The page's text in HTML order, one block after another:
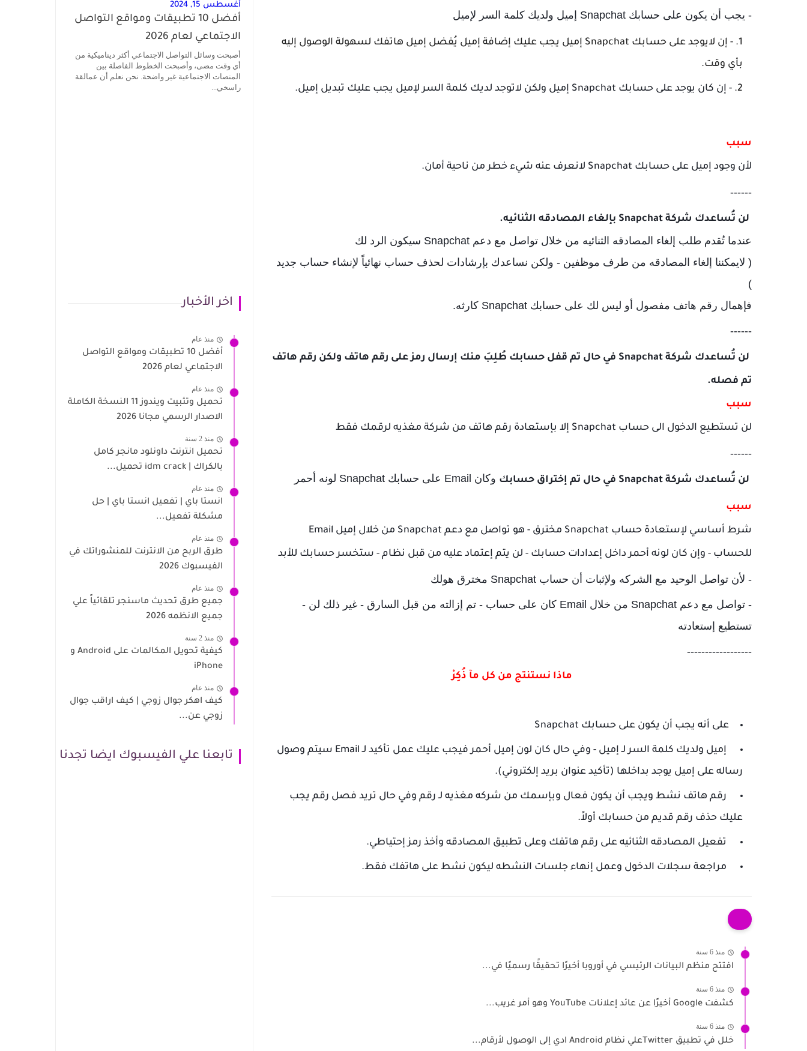
- يجب أن يكون على حسابك Snapchat إميل ولديك كلمة السر لإميل
- إن لايوجد على حسابك Snapchat إميل يجب عليك إضافة إميل يُفضل إميل هاتفك لسهولة الوصول إليه
بأي وقت.
- إن كان يوجد على حسابك Snapchat إميل ولكن لاتوجد لديك كلمة السر لإميل يجب عليك تبديل إميل.
سبب
لأن وجود إميل على حسابك Snapchat لانعرف عنه شيء خطر من ناحية أمان.
------
لن تُساعدك شركة Snapchat بإلغاء المصادقه الثنائيه.
عندما تُقدم طلب إلغاء المصادقه الثنائيه من خلال تواصل مع دعم Snapchat سيكون الرد لك
( لايمكننا إلغاء المصادقه من طرف موظفين - ولكن نساعدك بإرشادات لحذف حساب نهائياً لإنشاء حساب جديد
)
فإهمال رقم هاتف مفصول أو ليس لك على حسابك Snapchat كارثه.
------
لن تُساعدك شركة Snapchat في حال تم قفل حسابك طُلِبَ منك إرسال رمز على رقم هاتف ولكن رقم هاتف
تم فصله.
سبب
لن تستطيع الدخول الى حساب Snapchat إلا بإستعادة رقم هاتف من شركة مغذيه لرقمك فقط
------
لن تُساعدك شركة Snapchat في حال تم إختراق حسابك وكان Email على حسابك Snapchat لونه أحمر
سبب
شرط أساسي لإستعادة حساب Snapchat مخترق - هو تواصل مع دعم Snapchat من خلال إميل Email
للحساب - وإن كان لونه أحمر داخل إعدادات حسابك - لن يتم إعتماد عليه من قبل نظام - ستخسر حسابك للأبد
- لأن تواصل الوحيد مع الشركه ولإثبات أن حساب Snapchat مخترق هولك
- تواصل مع دعم Snapchat من خلال Email كان على حساب - تم إزالته من قبل السارق - غير ذلك لن -
تستطيع إستعادته
------------------
ماذا نستنتج من كل مآ ذُكِرْ
على أنه يجب أن يكون على حسابك Snapchat
إميل ولديك كلمة السر لـ إميل - وفي حال كان لون إميل أحمر فيجب عليك عمل تأكيد لـ Email سيتم وصول
رساله على إميل يوجد بداخلها (تأكيد عنوان بريد إلكتروني).
رقم هاتف نشط ويجب أن يكون فعال وبإسمك من شركه مغذيه لـ رقم وفي حال تريد فصل رقم يجب
عليك حذف رقم قديم من حسابك أولاً.
تفعيل المصادقه الثنائيه على رقم هاتفك وعلى تطبيق المصادقه وأخذ رمز إحتياطي.
مراجعة سجلات الدخول وعمل إنهاء جلسات النشطه ليكون نشط على هاتفك فقط.
منذ 6 سنة
افتتح منظم البيانات الرئيسي في أوروبا أخيرًا تحقيقًا رسميًا في...
منذ 6 سنة
كشفت Google أخيرًا عن عائد إعلانات YouTube وهو أمر غريب...
منذ 6 سنة
خلل في تطبيق Twitterعلي نظام Android ادي إلى الوصول لأرقام...
أغسطس 15, 2024
أفضل 10 تطبيقات ومواقع التواصل
الاجتماعي لعام 2026
أصبحت وسائل التواصل الاجتماعي أكثر ديناميكية من
أي وقت مضى، وأصبحت الخطوط الفاصلة بين
المنصات الاجتماعية غير واضحة. نحن نعلم أن عمالقة
راسخي...
اخر الأخبار
منذ عام
أفضل 10 تطبيقات ومواقع التواصل
الاجتماعي لعام 2026
منذ عام
تحميل وتثبيت ويندوز 11 النسخة الكاملة
الاصدار الرسمي مجانا 2026
منذ 2 سنة
تحميل انترنت داونلود مانجر كامل
بالكراك | idm crack تحميل...
منذ عام
انستا باي | تفعيل انستا باي | حل
مشكلة تفعيل...
منذ عام
طرق الربح من الانترنت للمنشوراتك في
الفيسبوك 2026
منذ عام
جميع طرق تحديث ماسنجر تلقائياً علي
جميع الانظمه 2026
منذ 2 سنة
كيفية تحويل المكالمات على Android و
iPhone
منذ عام
كيف اهكر جوال زوجي | كيف اراقب جوال
زوجي عن...
تابعنا علي الفيسبوك ايضا تجدنا